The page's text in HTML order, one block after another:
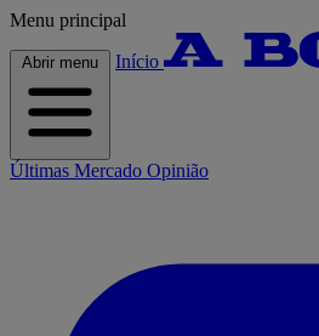
Menu principal
Abrir menu Início
Últimas Mercado Opinião